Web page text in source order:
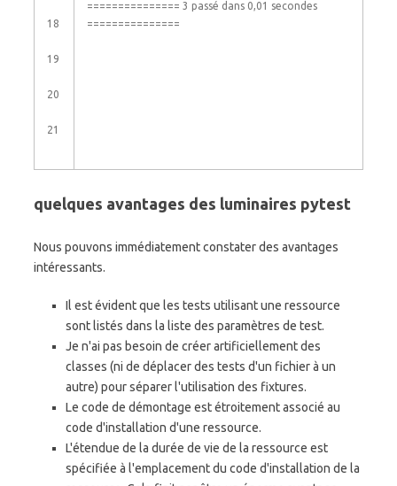
18
19
20
21
=============== 3 passé dans 0,01 secondes
===============
quelques avantages des luminaires pytest
Nous pouvons immédiatement constater des avantages
intéressants.
Il est évident que les tests utilisant une ressource
sont listés dans la liste des paramètres de test.
Je n'ai pas besoin de créer artificiellement des
classes (ni de déplacer des tests d'un fichier à un
autre) pour séparer l'utilisation des fixtures.
Le code de démontage est étroitement associé au
code d'installation d'une ressource.
L'étendue de la durée de vie de la ressource est
spécifiée à l'emplacement du code d'installation de la